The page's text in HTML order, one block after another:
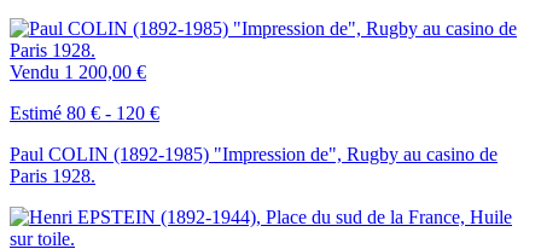
Vendu 1 200,00 €
Estimé 80 € - 120 €
Paul COLIN (1892-1985) "Impression de", Rugby au casino de
Paris 1928.